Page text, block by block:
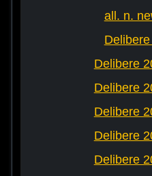
all. n.
Delibere
Delibere
Delibere
Delibere
Delibere